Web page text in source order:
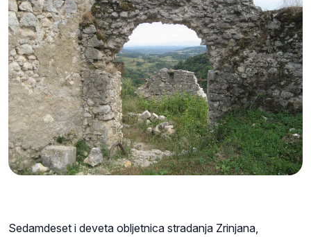
Sedamdeset i deveta obljetnica stradanja Zrinjana,